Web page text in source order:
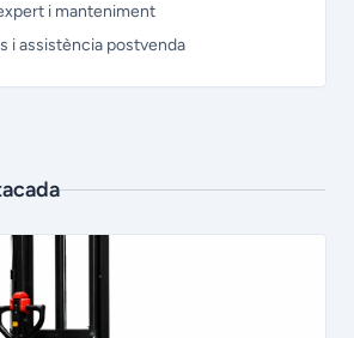
i manteniment
i assistència postvenda